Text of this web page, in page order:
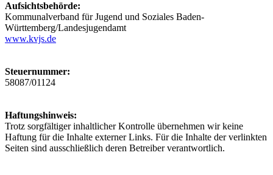
Aufsichtsbehörde:
Kommunalverband für Jugend und Soziales Baden-
Württemberg/Landesjugendamt
www.kvjs.de
Steuernummer:
58087/01124
Haftungshinweis:
Trotz sorgfältiger inhaltlicher Kontrolle übernehmen wir keine
Haftung für die Inhalte externer Links. Für die Inhalte der verlinkten
Seiten sind ausschließlich deren Betreiber verantwortlich.